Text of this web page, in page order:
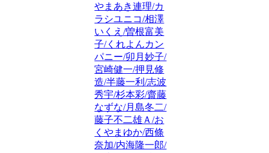
やまあき連理/カ
ラシユニコ/相澤
いくえ/曽根富美
子/くれよんカン
パニー/卯月妙子/
宮崎健一/押見修
造/半藤一利/志波
秀宇/杉本彩/齋藤
なずな/月島冬二/
藤子不二雄Ａ/お
くやまゆか/西條
奈加/内海隆一郎/